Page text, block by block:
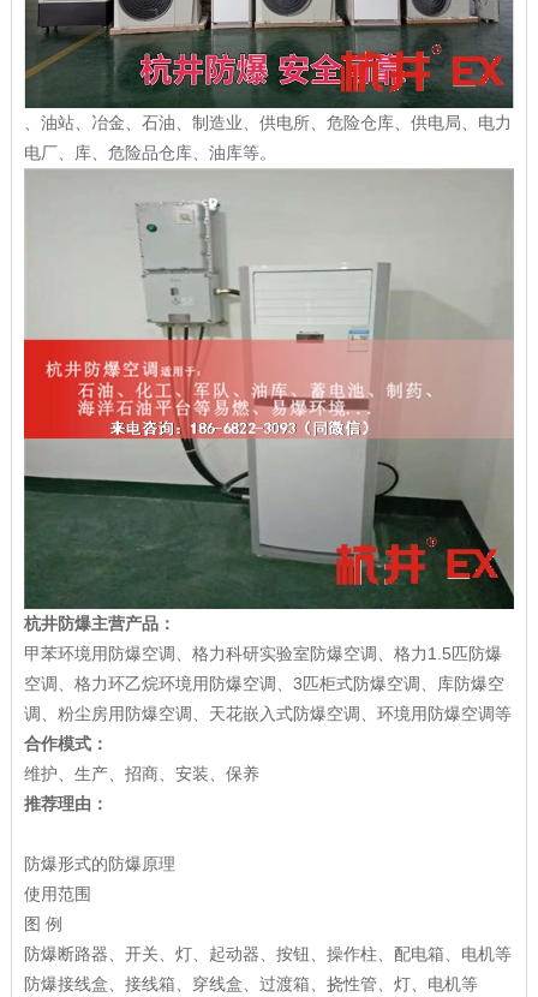
、油站、冶金、石油、制造业、供电所、危险仓库、供电局、电力
电厂、库、危险品仓库、油库等。
杭井防爆主营产品：
甲苯环境用防爆空调、格力科研实验室防爆空调、格力1.5匹防爆
空调、格力环乙烷环境用防爆空调、3匹柜式防爆空调、库防爆空
调、粉尘房用防爆空调、天花嵌入式防爆空调、环境用防爆空调等
合作模式：
维护、生产、招商、安装、保养
推荐理由：
防爆形式的防爆原理
使用范围
图 例
防爆断路器、开关、灯、起动器、按钮、操作柱、配电箱、电机等
防爆接线盒、接线箱、穿线盒、过渡箱、挠性管、灯、电机等